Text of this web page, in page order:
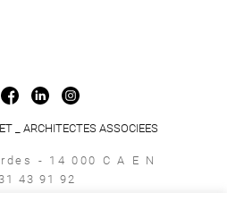
_ ARCHITECTES ASSOCIEES
- 14 000 C A E N
43 91 92